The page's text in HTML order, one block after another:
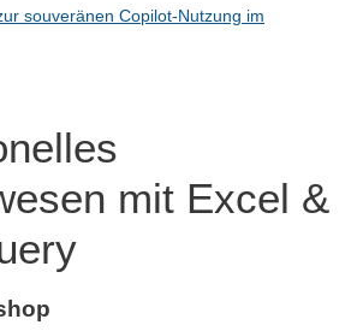
souveränen Copilot-Nutzung im
mit Excel &